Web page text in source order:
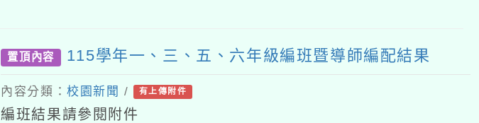
置頂內容 115學年一、三、五、六年級編班暨導師編配結果
內容分類：校園新聞 / 有上傳附件
編班結果請參閱附件